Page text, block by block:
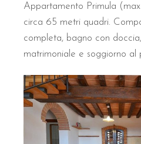
Appartamento Primula
circa 65 metri quadri.
completa, bagno con
matrimoniale e soggiorno al